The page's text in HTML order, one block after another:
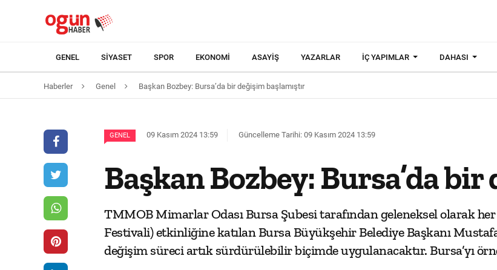
GENEL SIYASET SPOR EKONOMI ASAYIŞ YAZARLAR İÇ YAPIMLAR DAHASI
Haberler Genel Başkan Bozbey: Bursa’da bir değişim başlamıştır
GENEL 09 Kasım 2024 13:59 Güncelleme Tarihi: 09 Kasım 2024 13:59
Başkan Bozbey: Bursa’da
TMMOB Mimarlar Odası Bursa Şubesi tarafından geleneksel olarak
Festivali) etkinliğine katılan Bursa Büyükşehir Belediye Başkanı
değişim süreci artık sürdürülebilir biçimde uygulanacaktır. Bursa’yı